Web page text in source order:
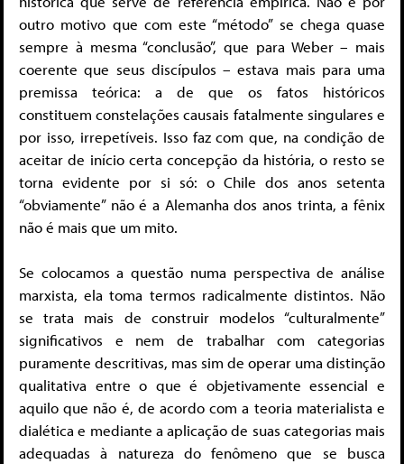
outro motivo que com este “método” se chega quase
sempre à mesma “conclusão”, que para Weber – mais
coerente que seus discípulos – estava mais para uma
premissa teórica: a de que os fatos históricos
constituem constelações causais fatalmente singulares e
por isso, irrepetíveis. Isso faz com que, na condição de
aceitar de início certa concepção da história, o resto se
torna evidente por si só: o Chile dos anos setenta
“obviamente” não é a Alemanha dos anos trinta, a fênix
não é mais que um mito.
Se colocamos a questão numa perspectiva de análise
marxista, ela toma termos radicalmente distintos. Não
se trata mais de construir modelos “culturalmente”
significativos e nem de trabalhar com categorias
puramente descritivas, mas sim de operar uma distinção
qualitativa entre o que é objetivamente essencial e
aquilo que não é, de acordo com a teoria materialista e
dialética e mediante a aplicação de suas categorias mais
adequadas à natureza do fenômeno que se busca